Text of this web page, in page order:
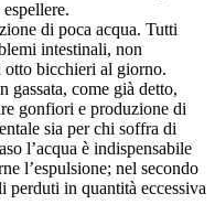
di poca acqua. Tutti
intestinali, non
otto bicchieri al giorno.
gassata, come già detto,
gonfiori e produzione di
sia per chi soffra di
l’acqua è indispensabile
l’espulsione; nel secondo
perduti in quantità eccessiva